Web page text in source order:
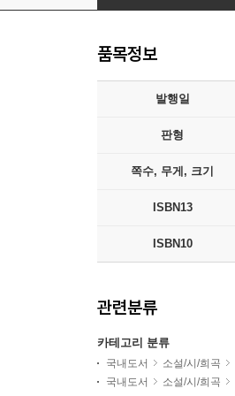
품목정보
발행일
판형
쪽수, 무게, 크기
ISBN13
ISBN10
관련분류
카테고리 분류
국내도서 소설/시/희곡
국내도서
소설/시/희곡